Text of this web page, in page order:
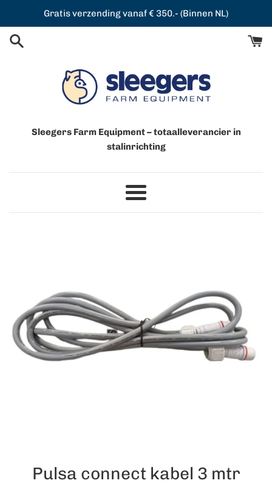
de
content
Gratis verzending vanaf € 350.- (Binnen NL)
Sleegers Farm Equipment – totaalleverancier in
stalinrichting
Menu
Pulsa connect kabel 3 mtr